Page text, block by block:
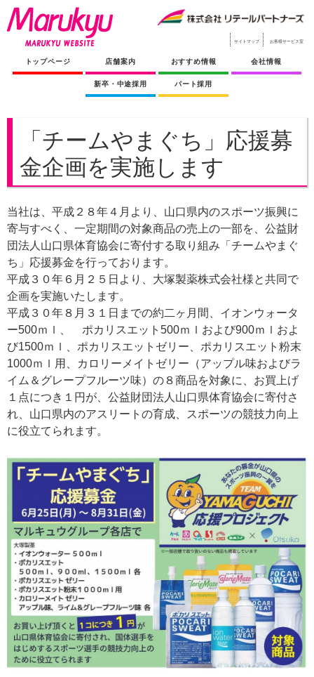
サイトマップ お客様サービス室
トップページ 店舗案内 おすすめ情報 会社情報
新卒・中途採用 パート採用
「チームやまぐち」応援募
金企画を実施します
当社は、平成２８年４月より、山口県内のスポーツ振興に
寄与すべく、一定期間の対象商品の売上の一部を、公益財
団法人山口県体育協会に寄付する取り組み「チームやまぐ
ち」応援募金を行っております。
平成３０年６月２５日より、大塚製薬株式会社様と共同で
企画を実施いたします。
平成３０年８月３１日までの約二ヶ月間、イオンウォータ
ー500ｍｌ、 ポカリスエット500ｍｌおよび900ｍｌおよ
び1500ｍｌ、ポカリスエットゼリー、ポカリスエット粉末
1000ｍｌ用、カロリーメイトゼリー（アップル味およびラ
イム＆グレープフルーツ味）の８商品を対象に、お買上げ
１点につき１円が、公益財団法人山口県体育協会に寄付さ
れ、山口県内のアスリートの育成、スポーツの競技力向上
に役立てられます。